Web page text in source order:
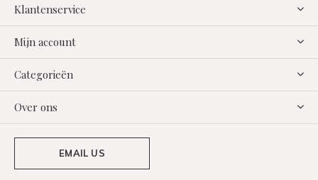
Klantenservice
Mijn account
Categorieën
Over ons
EMAIL US